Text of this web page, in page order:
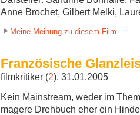
Anne Brochet, Gilbert Melki,
Meine Meinung zu diesem Film
Französische
filmkritiker (2), 31.01.2005
Kein Mainstream, weder im
magere Drehbuch eher ein